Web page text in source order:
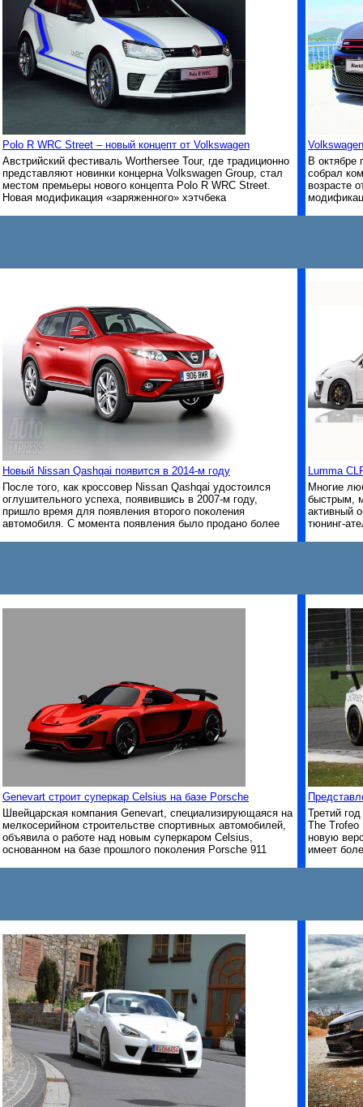
Polo R WRC Street – новый концепт от Volkswagen
Австрийский фестиваль Worthersee Tour, где традиционно
представляют новинки концерна Volkswagen Group, стал
местом премьеры нового концепта Polo R WRC Street.
Новая модификация «заряженного» хэтчбека
В октябре
собрал
возрасте
Новый Nissan Qashqai появится в 2014-м году
После того, как кроссовер Nissan Qashqai удостоился
оглушительного успеха, появившись в 2007-м году,
пришло время для появления второго поколения
автомобиля. С момента появления было продано более
Lumma
Многие
быстрым,
активный
тюнинг-
Genevart строит суперкар Celsius на базе Porsche
Швейцарская компания Genevart, специализирующаяся на
мелкосерийном строительстве спортивных автомобилей,
объявила о работе над новым суперкаром Celsius,
основанном на базе прошлого поколения Porsche 911
Третий
The Trofeo
новую
имеет